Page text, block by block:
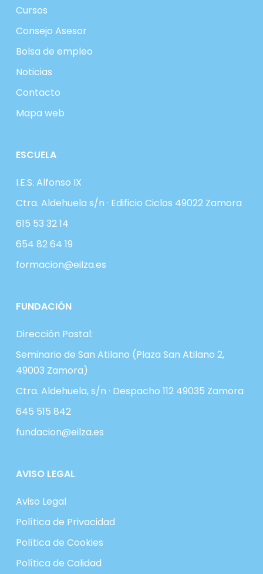
Cursos
Consejo Asesor
Bolsa de empleo
Noticias
Contacto
Mapa web
ESCUELA
I.E.S. Alfonso IX
Ctra. Aldehuela s/n · Edificio Ciclos 49022 Zamora
615 53 32 14
654 82 64 19
formacion@eilza.es
FUNDACIÓN
Dirección Postal:
Seminario de San Atilano (Plaza San Atilano 2,
49003 Zamora)
Ctra. Aldehuela, s/n · Despacho 112 49035 Zamora
645 515 842
fundacion@eilza.es
AVISO LEGAL
Aviso Legal
Política de Privacidad
Política de Cookies
Política de Calidad